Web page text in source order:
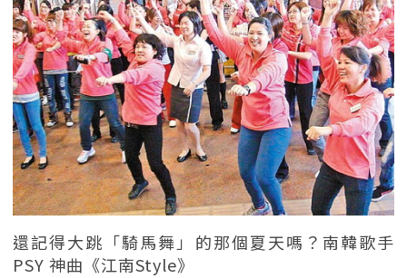
還記得大跳「騎馬舞」的那個夏天嗎？南韓歌手
PSY 神曲《江南Style》